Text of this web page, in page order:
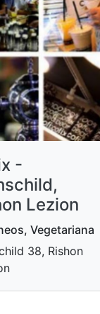
-
Lezion
Vegetariana
38, Rishon